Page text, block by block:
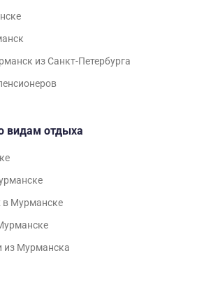
из Санкт-Петербурга
видам отдыха
в Мурманске
из Мурманска